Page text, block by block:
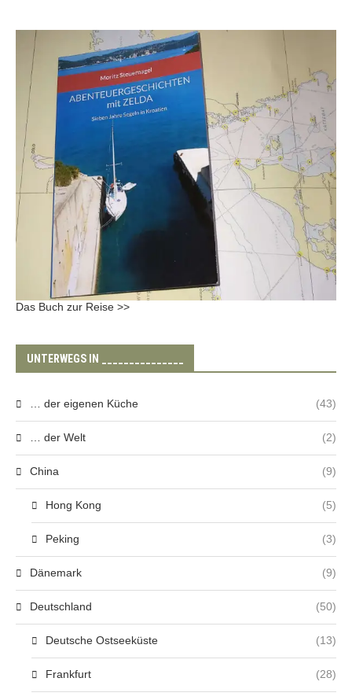
Das Buch zur Reise >>
UNTERWEGS IN _______________
… der eigenen Küche (43)
… der Welt (2)
China (9)
Hong Kong (5)
Peking (3)
Dänemark (9)
Deutschland (50)
Deutsche Ostseeküste (13)
Frankfurt (28)